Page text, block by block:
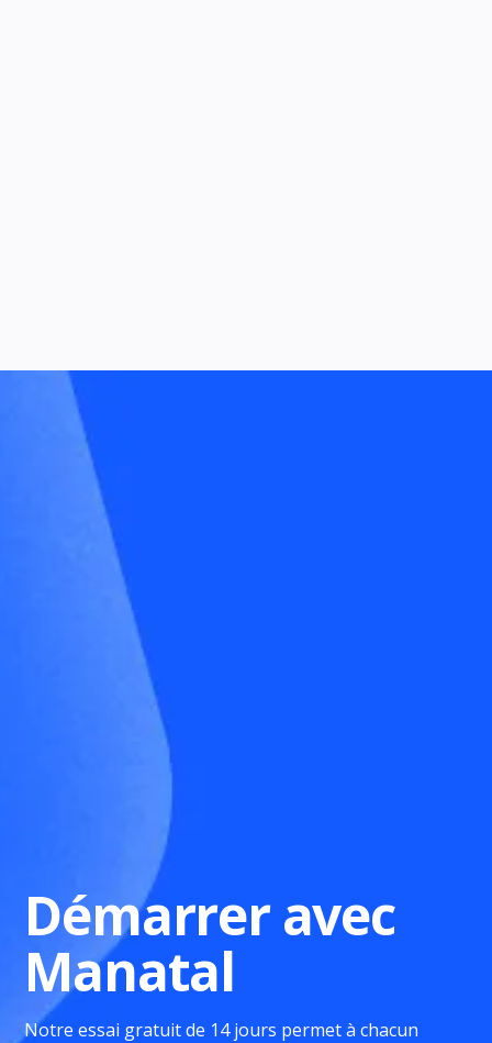
Démarrer avec
Manatal
Notre essai gratuit de 14 jours permet à chacun